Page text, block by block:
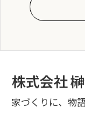
株式会社
家づくりに、物語